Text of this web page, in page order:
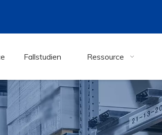
Fallstudien Ressource